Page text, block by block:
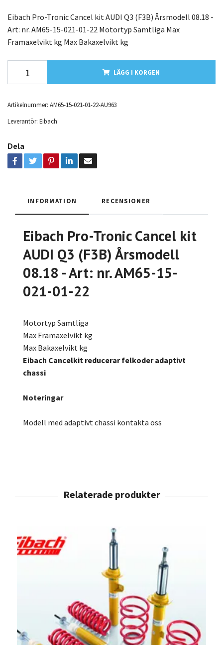
Eibach Pro-Tronic Cancel kit AUDI Q3 (F3B) Årsmodell 08.18 -
Art: nr. AM65-15-021-01-22 Motortyp Samtliga Max
Framaxelvikt kg Max Bakaxelvikt kg
LÄGG I KORGEN
Artikelnummer: AM65-15-021-01-22-AU963
Leverantör: Eibach
Dela
INFORMATION RECENSIONER
Eibach Pro-Tronic Cancel kit
AUDI Q3 (F3B) Årsmodell
08.18 - Art: nr. AM65-15-
021-01-22
Motortyp Samtliga
Max Framaxelvikt kg
Max Bakaxelvikt kg
Eibach Cancelkit reducerar felkoder adaptivt
chassi
Noteringar
Modell med adaptivt chassi kontakta oss